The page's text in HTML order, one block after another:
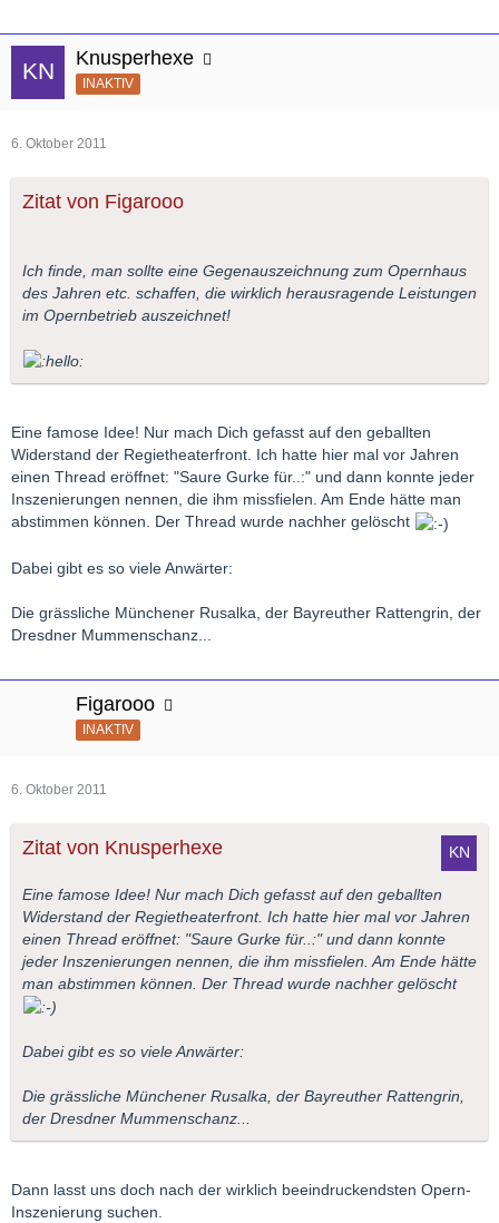
Knusperhexe
INAKTIV
6. Oktober 2011
Zitat von Figarooo
Ich finde, man sollte eine Gegenauszeichnung zum Opernhaus
des Jahren etc. schaffen, die wirklich herausragende Leistungen
im Opernbetrieb auszeichnet!
Eine famose Idee! Nur mach Dich gefasst auf den geballten
Widerstand der Regietheaterfront. Ich hatte hier mal vor Jahren
einen Thread eröffnet: "Saure Gurke für..:" und dann konnte jeder
Inszenierungen nennen, die ihm missfielen. Am Ende hätte man
abstimmen können. Der Thread wurde nachher gelöscht
Dabei gibt es so viele Anwärter:
Die grässliche Münchener Rusalka, der Bayreuther Rattengrin, der
Dresdner Mummenschanz...
Figarooo
INAKTIV
6. Oktober 2011
Zitat von Knusperhexe
Eine famose Idee! Nur mach Dich gefasst auf den geballten
Widerstand der Regietheaterfront. Ich hatte hier mal vor Jahren
einen Thread eröffnet: "Saure Gurke für..:" und dann konnte
jeder Inszenierungen nennen, die ihm missfielen. Am Ende hätte
man abstimmen können. Der Thread wurde nachher gelöscht
Dabei gibt es so viele Anwärter:
Die grässliche Münchener Rusalka, der Bayreuther Rattengrin,
der Dresdner Mummenschanz...
Dann lasst uns doch nach der wirklich beeindruckendsten Opern-
Inszenierung suchen.